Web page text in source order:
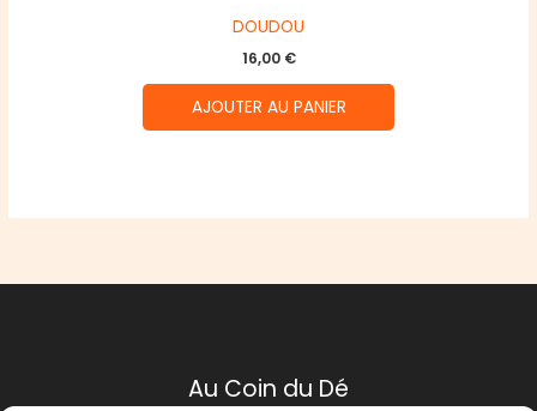
DOUDOU
16,00 €
AJOUTER AU PANIER
Au Coin du Dé